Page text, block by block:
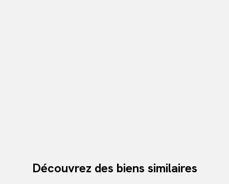
Découvrez des biens similaires